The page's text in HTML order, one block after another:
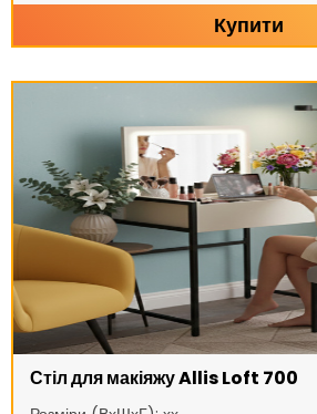
Купити
Стіл для макіяжу Allis Loft 700